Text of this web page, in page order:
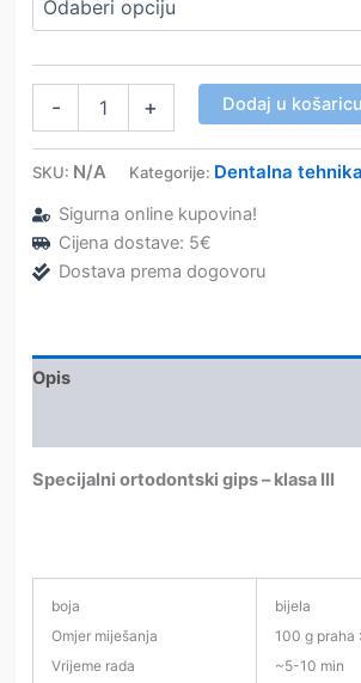
-
bijeli
Ortho
klasa3-
Megadental
količina
+ Dodaj u košaricu
SKU: N/A Kategorije: Dentalna tehnika
Sigurna online kupovina!
Cijena dostave: 5€
Dostava prema dogovoru
Opis
Specijalni ortodontski gips – klasa III
boja
Omjer miješanja
Vrijeme rada
bijela
100 g praha
~5-10 min